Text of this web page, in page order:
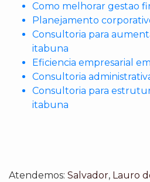
Como melhorar gestao
Planejamento
Consultoria para
itabuna
Eficiencia empresarial
Consultoria
Consultoria para
itabuna
Atendemos: Salvador, Lauro